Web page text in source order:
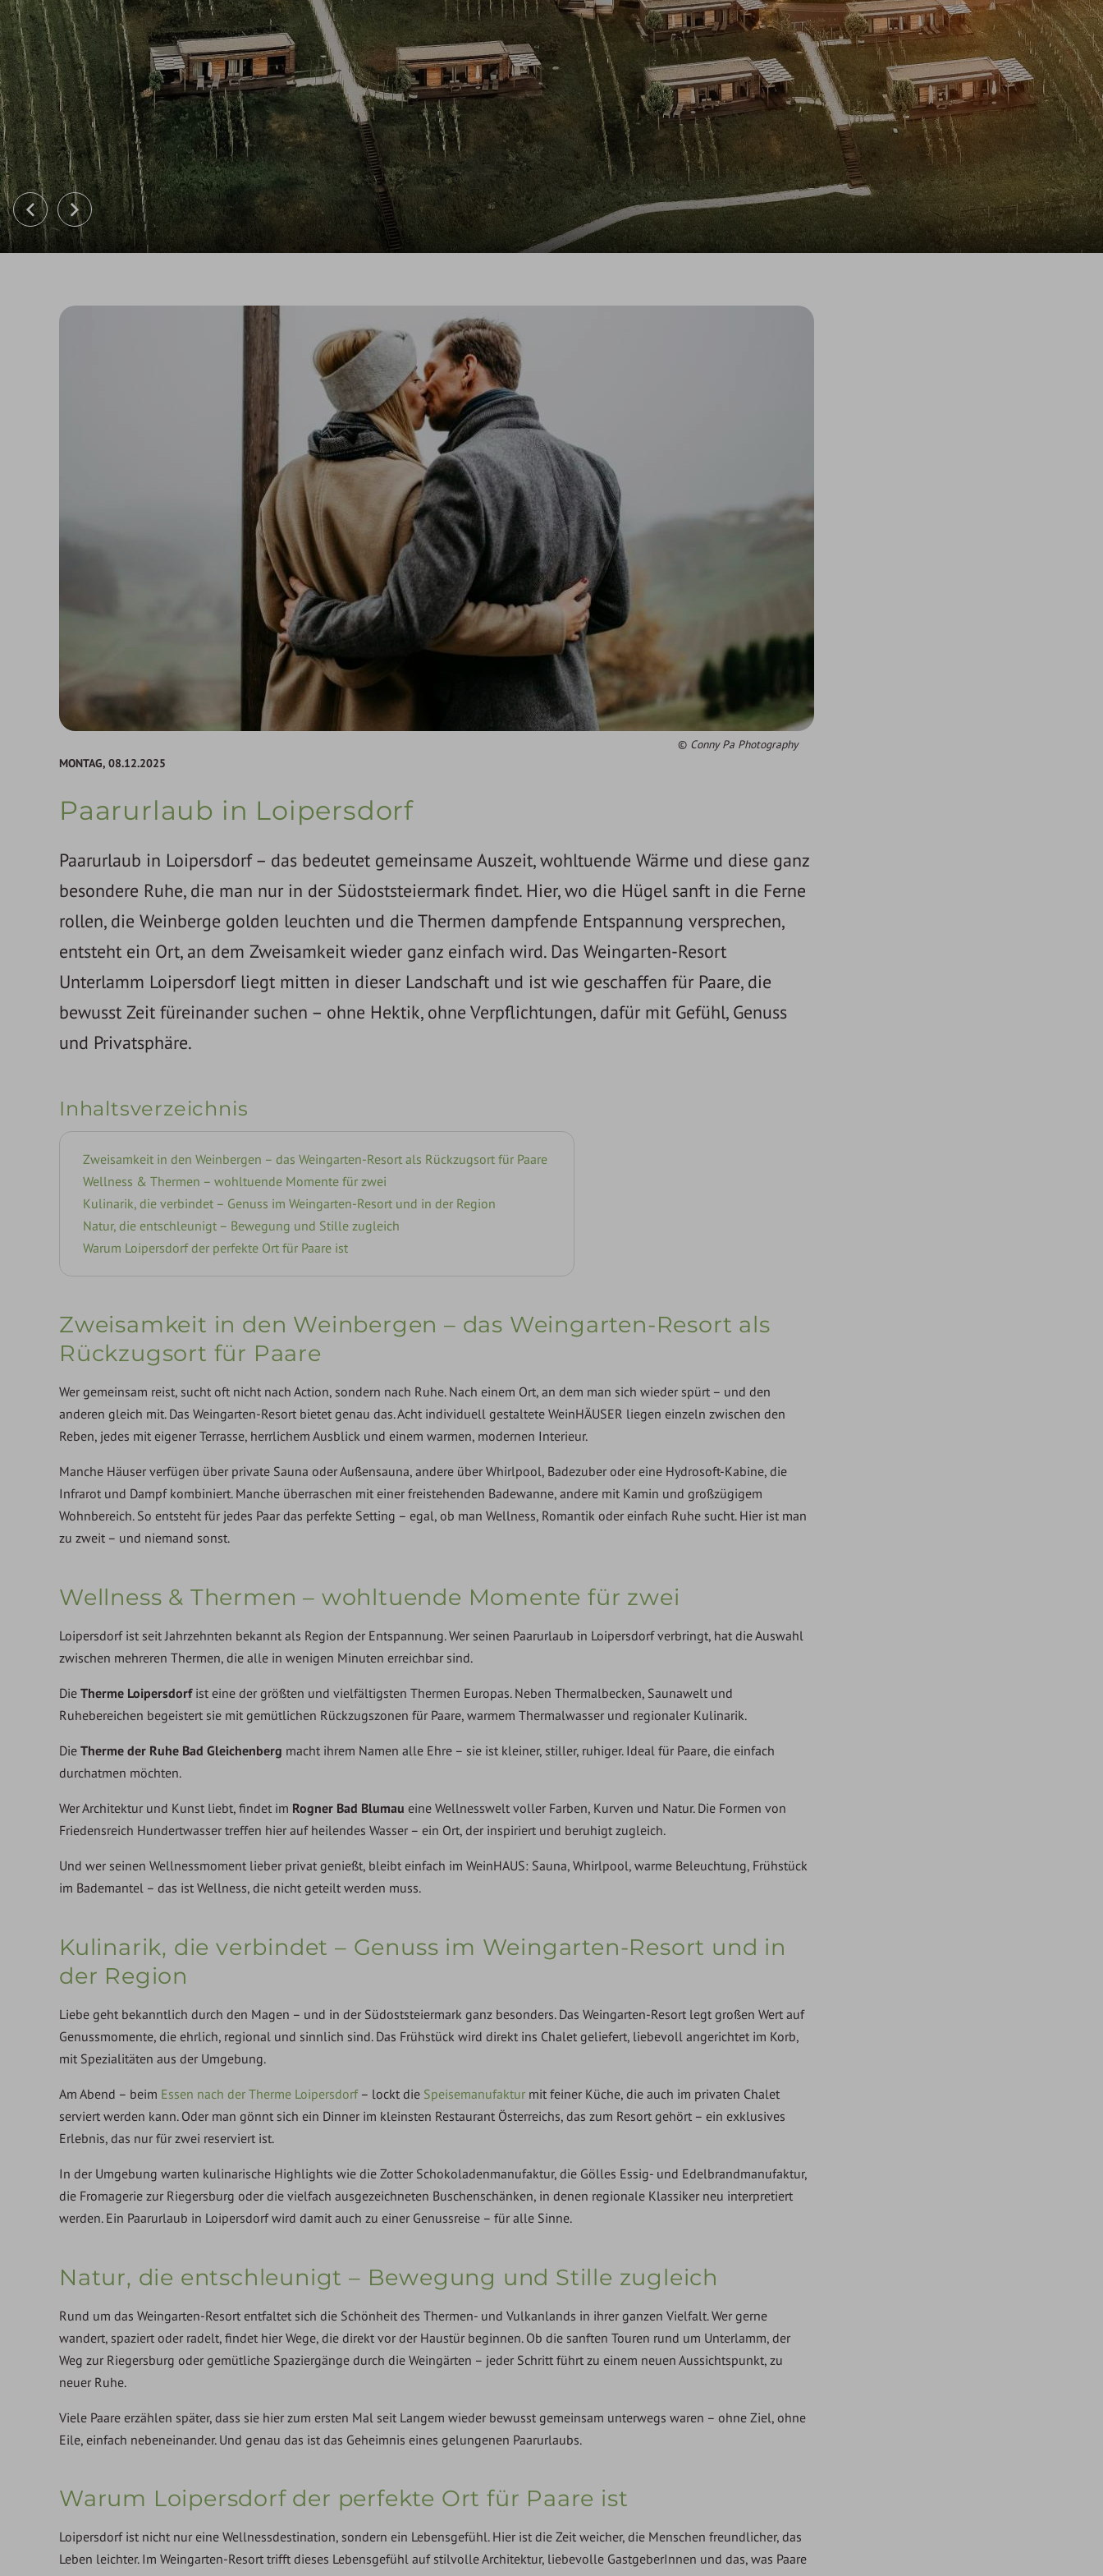
Conny Pa Photography
MONTAG, 08.12.2025
Paarurlaub in Loipersdorf
Paarurlaub in Loipersdorf – das bedeutet gemeinsame Auszeit, wohltuende Wärme und diese ganz
besondere Ruhe, die man nur in der Südoststeiermark findet. Hier, wo die Hügel sanft in die Ferne
rollen, die Weinberge golden leuchten und die Thermen dampfende Entspannung versprechen,
entsteht ein Ort, an dem Zweisamkeit wieder ganz einfach wird. Das Weingarten-Resort
Unterlamm Loipersdorf liegt mitten in dieser Landschaft und ist wie geschaffen für Paare, die
bewusst Zeit füreinander suchen – ohne Hektik, ohne Verpflichtungen, dafür mit Gefühl, Genuss
und Privatsphäre.
Inhaltsverzeichnis
Zweisamkeit in den Weinbergen – das Weingarten-Resort als Rückzugsort für Paare
Wellness & Thermen – wohltuende Momente für zwei
Kulinarik, die verbindet – Genuss im Weingarten-Resort und in der Region
Natur, die entschleunigt – Bewegung und Stille zugleich
Warum Loipersdorf der perfekte Ort für Paare ist
Zweisamkeit in den Weinbergen – das Weingarten-Resort als
Rückzugsort für Paare
Wer gemeinsam reist, sucht oft nicht nach Action, sondern nach Ruhe. Nach einem Ort, an dem man sich wieder spürt – und den
anderen gleich mit. Das Weingarten-Resort bietet genau das. Acht individuell gestaltete WeinHÄUSER liegen einzeln zwischen den
Reben, jedes mit eigener Terrasse, herrlichem Ausblick und einem warmen, modernen Interieur.
Manche Häuser verfügen über private Sauna oder Außensauna, andere über Whirlpool, Badezuber oder eine Hydrosoft-Kabine, die
Infrarot und Dampf kombiniert. Manche überraschen mit einer freistehenden Badewanne, andere mit Kamin und großzügigem
Wohnbereich. So entsteht für jedes Paar das perfekte Setting – egal, ob man Wellness, Romantik oder einfach Ruhe sucht. Hier ist man
zu zweit – und niemand sonst.
Wellness & Thermen – wohltuende Momente für zwei
Loipersdorf ist seit Jahrzehnten bekannt als Region der Entspannung. Wer seinen Paarurlaub in Loipersdorf verbringt, hat die Auswahl
zwischen mehreren Thermen, die alle in wenigen Minuten erreichbar sind.
Die Therme Loipersdorfist eine der größten und vielfältigsten Thermen Europas. Neben Thermalbecken, Saunawelt und
Ruhebereichen begeistert sie mit gemütlichen Rückzugszonen für Paare, warmem Thermalwasser und regionaler Kulinarik.
Die Therme der Ruhe Bad Gleichenberg macht ihrem Namen alle Ehre – sie ist kleiner, stiller, ruhiger. Ideal für Paare, die einfach
durchatmen möchten.
Wer Architektur und Kunst liebt, findet im Rogner Bad Blumau eine Wellnesswelt voller Farben, Kurven und Natur. Die Formen von
Friedensreich Hundertwasser treffen hier auf heilendes Wasser – ein Ort, der inspiriert und beruhigt zugleich.
Und wer seinen Wellnessmoment lieber privat genießt, bleibt einfach im WeinHAUS: Sauna, Whirlpool, warme Beleuchtung, Frühstück
im Bademantel – das ist Wellness, die nicht geteilt werden muss.
Kulinarik, die verbindet – Genuss im Weingarten-Resort und in
der Region
Liebe geht bekanntlich durch den Magen – und in der Südoststeiermark ganz besonders. Das Weingarten-Resort legt großen Wert auf
Genussmomente, die ehrlich, regional und sinnlich sind. Das Frühstück wird direkt ins Chalet geliefert, liebevoll angerichtet im Korb,
mit Spezialitäten aus der Umgebung.
Am Abend – beim Essen nach der Therme Loipersdorf– lockt die Speisemanufaktur mit feiner Küche, die auch im privaten Chalet
serviert werden kann. Oder man gönnt sich ein Dinner im kleinsten Restaurant Österreichs, das zum Resort gehört – ein exklusives
Erlebnis, das nur für zwei reserviert ist.
In der Umgebung warten kulinarische Highlights wie die Zotter Schokoladenmanufaktur, die Gölles Essig- und Edelbrandmanufaktur,
die Fromagerie zur Riegersburg oder die vielfach ausgezeichneten Buschenschänken, in denen regionale Klassiker neu interpretiert
werden. Ein Paarurlaub in Loipersdorf wird damit auch zu einer Genussreise – für alle Sinne.
Natur, die entschleunigt – Bewegung und Stille zugleich
Rund um das Weingarten-Resort entfaltet sich die Schönheit des Thermen- und Vulkanlands in ihrer ganzen Vielfalt. Wer gerne
wandert, spaziert oder radelt, findet hier Wege, die direkt vor der Haustür beginnen. Ob die sanften Touren rund um Unterlamm, der
Weg zur Riegersburg oder gemütliche Spaziergänge durch die Weingärten – jeder Schritt führt zu einem neuen Aussichtspunkt, zu
neuer Ruhe.
Viele Paare erzählen später, dass sie hier zum ersten Mal seit Langem wieder bewusst gemeinsam unterwegs waren – ohne Ziel, ohne
Eile, einfach nebeneinander. Und genau das ist das Geheimnis eines gelungenen Paarurlaubs.
Warum Loipersdorf der perfekte Ort für Paare ist
Loipersdorf ist nicht nur eine Wellnessdestination, sondern ein Lebensgefühl. Hier ist die Zeit weicher, die Menschen freundlicher, das
Leben leichter. Im Weingarten-Resort trifft dieses Lebensgefühl auf stilvolle Architektur, liebevolle GastgeberInnen und das, was Paare